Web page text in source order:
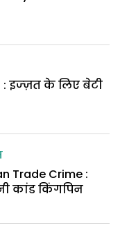
: इज्ज़त के लिए बेटी
Trade Crime :
कांड किंगपिन